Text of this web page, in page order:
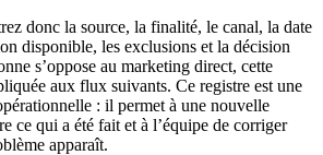
donc la source, la finalité, le canal, la date
disponible, les exclusions et la décision
s’oppose au marketing direct, cette
aux flux suivants. Ce registre est une
: il permet à une nouvelle
ce qui a été fait et à l’équipe de corriger
apparaît.